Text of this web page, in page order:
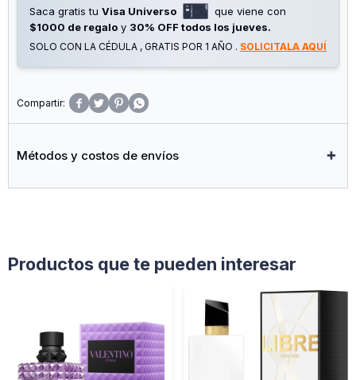
Saca gratis tu Visa Universo
que viene con
$1000 de regalo y 30% OFF todos los jueves.
SOLO CON LA CÉDULA , GRATIS POR 1 AÑO . SOLICITALA AQUÍ
   
Métodos y costos de envíos
Productos que te pueden interesar